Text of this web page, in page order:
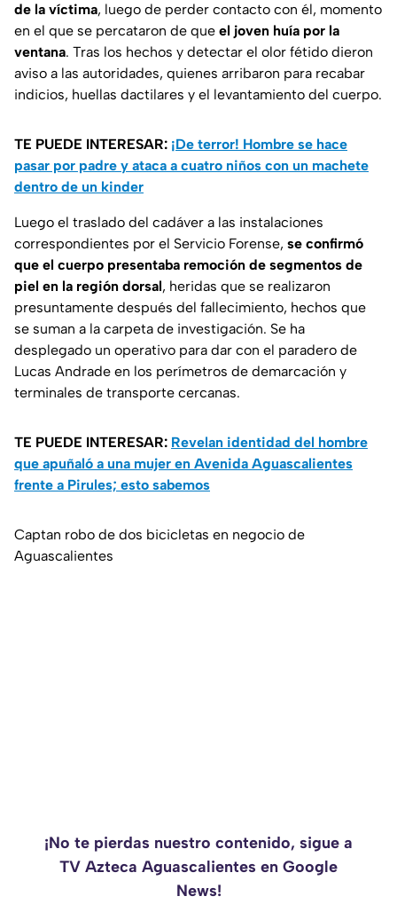
de la víctima, luego de perder contacto con él, momento
en el que se percataron de que el joven huía por la
ventana. Tras los hechos y detectar el olor fétido dieron
aviso a las autoridades, quienes arribaron para recabar
indicios, huellas dactilares y el levantamiento del cuerpo.
TE PUEDE INTERESAR: ¡De terror! Hombre se hace
pasar por padre y ataca a cuatro niños con un machete
dentro de un kinder
Luego el traslado del cadáver a las instalaciones
correspondientes por el Servicio Forense, se confirmó
que el cuerpo presentaba remoción de segmentos de
piel en la región dorsal, heridas que se realizaron
presuntamente después del fallecimiento, hechos que
se suman a la carpeta de investigación. Se ha
desplegado un operativo para dar con el paradero de
Lucas Andrade en los perímetros de demarcación y
terminales de transporte cercanas.
TE PUEDE INTERESAR: Revelan identidad del hombre
que apuñaló a una mujer en Avenida Aguascalientes
frente a Pirules; esto sabemos
Captan robo de dos bicicletas en negocio de
Aguascalientes
¡No te pierdas nuestro contenido, sigue a
TV Azteca Aguascalientes en Google
News!